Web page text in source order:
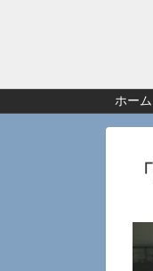
ホーム
「